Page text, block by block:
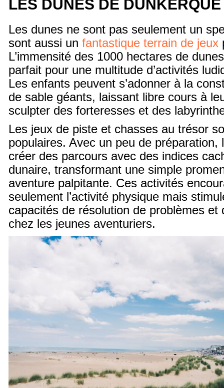
LES DUNES DE DUNKERQUE
Les dunes ne sont pas seulement un
sont aussi un fantastique terrain de jeux
L’immensité des 1000 hectares de
parfait pour une multitude d’activités
Les enfants peuvent s’adonner à la
de sable géants, laissant libre cours à
sculpter des forteresses et des
Les jeux de piste et chasses au trésor
populaires. Avec un peu de préparation,
créer des parcours avec des indices
dunaire, transformant une simple
aventure palpitante. Ces activités
seulement l’activité physique mais
capacités de résolution de problèmes et
chez les jeunes aventuriers.